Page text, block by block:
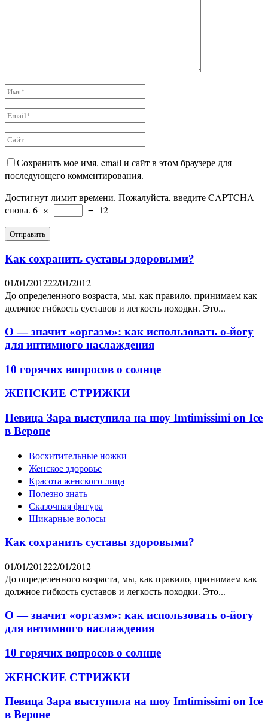
Сохранить мое имя, email и сайт в этом браузере для
последующего комментирования.
Достигнут лимит времени. Пожалуйста, введите CAPTCHA
снова. 6 × = 12
Как сохранить суставы здоровыми?
01/01/201222/01/2012
До определенного возраста, мы, как правило, принимаем как
должное гибкость суставов и легкость походки. Это...
О — значит «оргазм»: как использовать о-йогу
для интимного наслаждения
10 горячих вопросов о солнце
ЖЕНСКИЕ СТРИЖКИ
Певица Зара выступила на шоу Imtimissimi on Ice
в Вероне
Восхитительные ножки
Женское здоровье
Красота женского лица
Полезно знать
Сказочная фигура
Шикарные волосы
Как сохранить суставы здоровыми?
01/01/201222/01/2012
До определенного возраста, мы, как правило, принимаем как
должное гибкость суставов и легкость походки. Это...
О — значит «оргазм»: как использовать о-йогу
для интимного наслаждения
10 горячих вопросов о солнце
ЖЕНСКИЕ СТРИЖКИ
Певица Зара выступила на шоу Imtimissimi on Ice
в Вероне